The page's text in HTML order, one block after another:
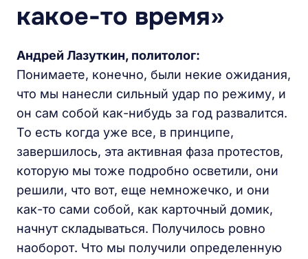
какое-то время»
Андрей Лазуткин, политолог:
Понимаете, конечно, были некие ожидания,
что мы нанесли сильный удар по режиму, и
он сам собой как-нибудь за год развалится.
То есть когда уже все, в принципе,
завершилось, эта активная фаза протестов,
которую мы тоже подробно осветили, они
решили, что вот, еще немножечко, и они
как-то сами собой, как карточный домик,
начнут складываться. Получилось ровно
наоборот. Что мы получили определенную